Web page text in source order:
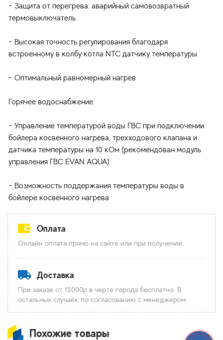
- Защита от перегрева: аварийный самовозвратный
термовыключатель
- Высокая точность регулирования благодаря
встроенному в колбу котла NTC датчику температуры
- Оптимальный равномерный нагрев
Горячее водоснабжение:
- Управление температурой воды ГВС при подключении
бойлера косвенного нагрева, трехходового клапана и
датчика температуры на 10 кОм (рекомендован модуль
управления ГВС EVAN AQUA)
- Возможность поддержания температуры воды в
Оплата
Онлайн оплата прямо на сайте или при получении.
Доставка
При заказе от 15000р в черте города бесплатно. В
остальных случаях, по согласованию с менеджером.
Похожие товары